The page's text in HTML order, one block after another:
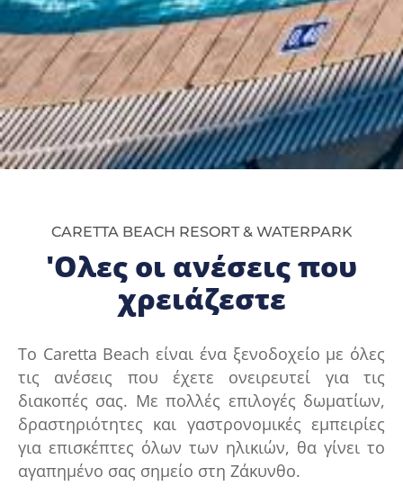
CARETTA BEACH RESORT & WATERPARK
'Ολες οι ανέσεις που
χρειάζεστε
Το Caretta Beach είναι ένα ξενοδοχείο με όλες
τις ανέσεις που έχετε ονειρευτεί για τις
διακοπές σας. Με πολλές επιλογές δωματίων,
δραστηριότητες και γαστρονομικές εμπειρίες
για επισκέπτες όλων των ηλικιών, θα γίνει το
αγαπημένο σας σημείο στη Ζάκυνθο.